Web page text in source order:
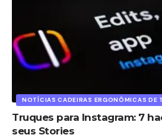
NOTÍCIAS CADEIRAS ERGONÔMICAS DE
Truques para Instagram: 7
seus Stories